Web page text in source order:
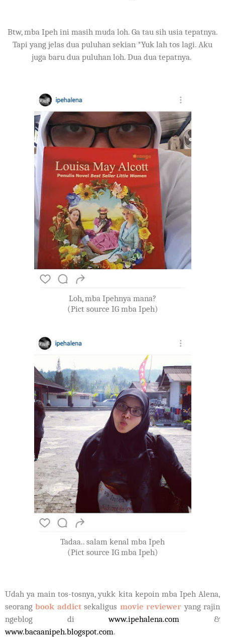
Btw, mba Ipeh ini masih muda loh. Ga tau sih usia tepatnya.
Tapi yang jelas dua puluhan sekian *Yuk lah tos lagi. Aku
juga baru dua puluhan loh. Dua dua tepatnya.
Loh, mba Ipehnya mana?
(Pict source IG mba Ipeh)
Tadaa.. salam kenal mba Ipeh
(Pict source IG mba Ipeh)
Udah ya main tos-tosnya, yukk kita kepoin mba Ipeh Alena,
seorangbook addictsekaligus movie reviewer yang rajin
ngeblog diwww.ipehalena.com &
www.bacaanipeh.blogspot.com.